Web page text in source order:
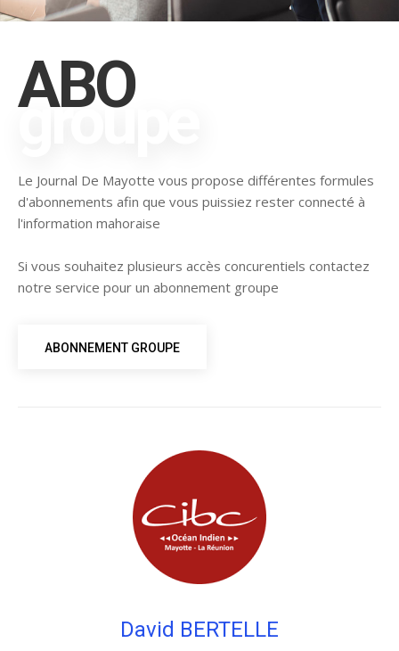
ABO
groupe
Le Journal De Mayotte vous propose différentes formules
d'abonnements afin que vous puissiez rester connecté à
l'information mahoraise
Si vous souhaitez plusieurs accès concurentiels contactez
notre service pour un abonnement groupe
ABONNEMENT GROUPE
David BERTELLE